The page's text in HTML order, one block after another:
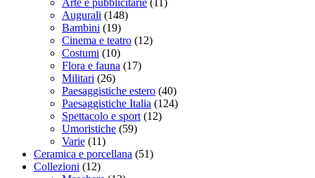
Arte e pubblicitarie (11)
Augurali (148)
Bambini (19)
Cinema e teatro (12)
Costumi (10)
Flora e fauna (17)
Militari (26)
Paesaggistiche estero (40)
Paesaggistiche Italia (124)
Spettacolo e sport (12)
Umoristiche (59)
Varie (11)
Ceramica e porcellana (51)
Collezioni (12)